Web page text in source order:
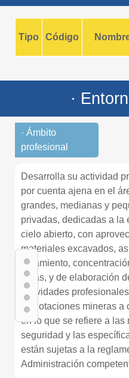
Tipo Código
·
· Ámbito
profesional
Desarrolla su actividad
por cuenta ajena en el
grandes, medianas y
privadas, dedicadas a la
cielo abierto, con
materiales excavados,
tratamiento,
rocas, y de elaboración
actividades
explotaciones mineras
en lo que se refiere a las
seguridad y las
están sujetas a la
Administración